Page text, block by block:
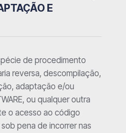
E
de procedimento
reversa, descompilação,
adaptação e/ou
ou qualquer outra
o acesso ao código
pena de incorrer nas